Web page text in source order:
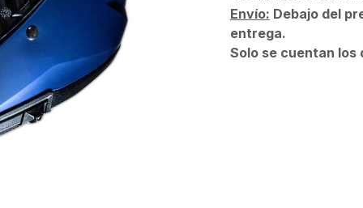
Envío: Debajo del
entrega.
Solo se cuentan los